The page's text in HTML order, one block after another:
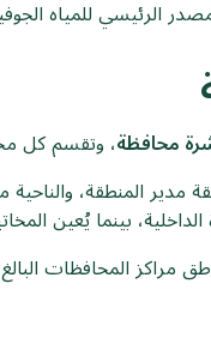
الرئيسي للمياه
محافظة، وتقسم كل
المنطقة، والناحية
بينما يُعين
المحافظات البالغ عددها 14 منطقة)،